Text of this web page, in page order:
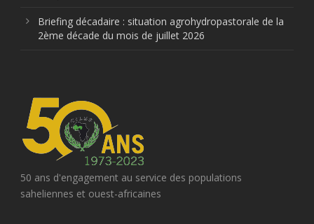
Briefing décadaire : situation agrohydropastorale de la
2ème décade du mois de juillet 2026
50 ans d'engagement au service des populations
saheliennes et ouest-africaines